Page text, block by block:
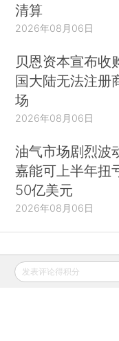
清算
2026年08月06日
贝恩资本宣布收
国大陆无法注册
场
2026年08月06日
油气市场剧烈波
嘉能可上半年扭
50亿美元
2026年08月06日
财新移动
发表评论得积分